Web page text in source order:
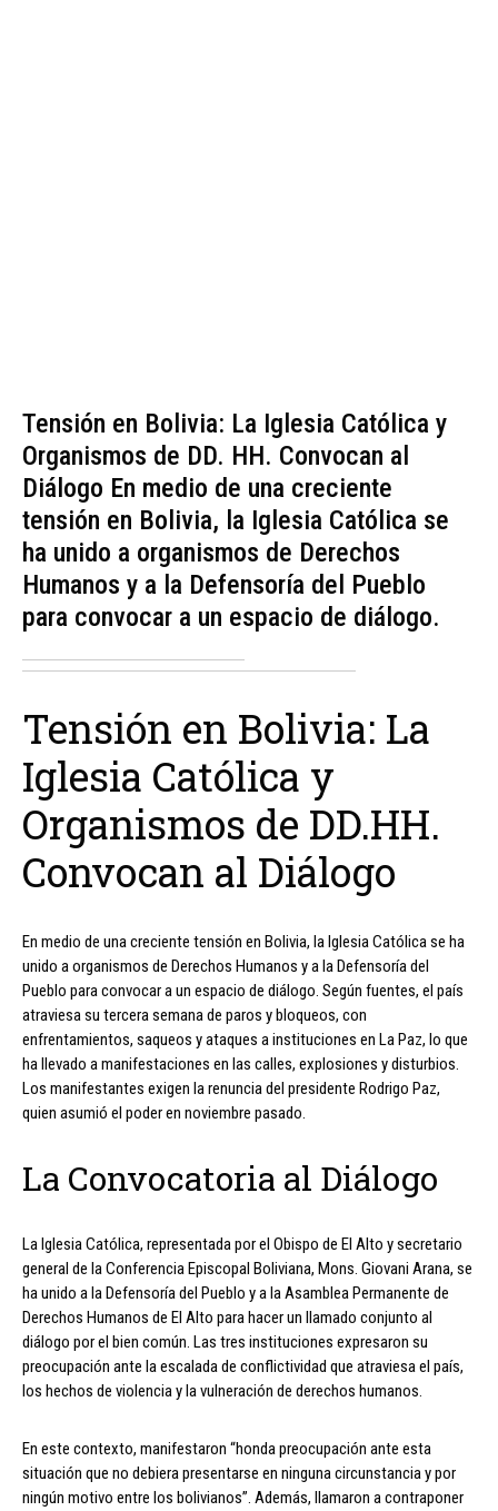
Tensión en Bolivia: La Iglesia Católica y
Organismos de DD. HH. Convocan al
Diálogo En medio de una creciente
tensión en Bolivia, la Iglesia Católica se
ha unido a organismos de Derechos
Humanos y a la Defensoría del Pueblo
para convocar a un espacio de diálogo.
Tensión en Bolivia: La
Iglesia Católica y
Organismos de DD.HH.
Convocan al Diálogo
En medio de una creciente tensión en Bolivia, la Iglesia Católica se ha
unido a organismos de Derechos Humanos y a la Defensoría del
Pueblo para convocar a un espacio de diálogo. Según fuentes, el país
atraviesa su tercera semana de paros y bloqueos, con
enfrentamientos, saqueos y ataques a instituciones en La Paz, lo que
ha llevado a manifestaciones en las calles, explosiones y disturbios.
Los manifestantes exigen la renuncia del presidente Rodrigo Paz,
quien asumió el poder en noviembre pasado.
La Convocatoria al Diálogo
La Iglesia Católica, representada por el Obispo de El Alto y secretario
general de la Conferencia Episcopal Boliviana, Mons. Giovani Arana, se
ha unido a la Defensoría del Pueblo y a la Asamblea Permanente de
Derechos Humanos de El Alto para hacer un llamado conjunto al
diálogo por el bien común. Las tres instituciones expresaron su
preocupación ante la escalada de conflictividad que atraviesa el país,
los hechos de violencia y la vulneración de derechos humanos.
En este contexto, manifestaron “honda preocupación ante esta
situación que no debiera presentarse en ninguna circunstancia y por
ningún motivo entre los bolivianos”. Además, llamaron a contraponer